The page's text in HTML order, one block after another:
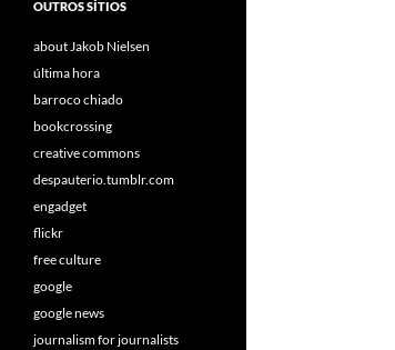
OUTROS SÍTIOS
about Jakob Nielsen
última hora
barroco chiado
bookcrossing
creative commons
despauterio.tumblr.com
engadget
flickr
free culture
google
google news
journalism for journalists